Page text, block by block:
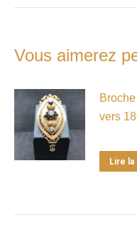
Vous aimerez
vers
Lire la